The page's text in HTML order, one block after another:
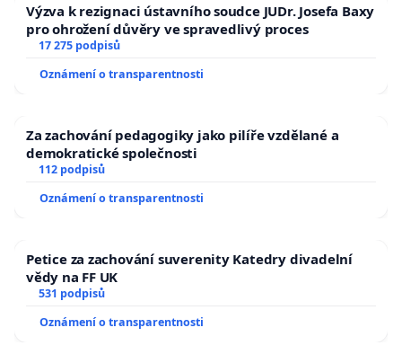
Výzva k rezignaci ústavního soudce JUDr. Josefa Baxy
pro ohrožení důvěry ve spravedlivý proces
17 275 podpisů
Oznámení o transparentnosti
Za zachování pedagogiky jako pilíře vzdělané a
demokratické společnosti
112 podpisů
Oznámení o transparentnosti
Petice za zachování suverenity Katedry divadelní
vědy na FF UK
531 podpisů
Oznámení o transparentnosti